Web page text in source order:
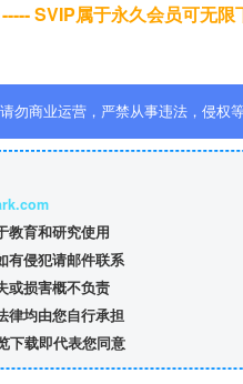
----- SVIP属于永久会员可无限
勿商业运营，严禁从事违法，侵权
教育和研究使用
有侵犯请邮件联系
或损害概不负责
律均由您自行承担
下载即代表您同意